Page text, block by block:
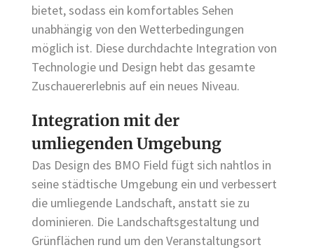
bietet, sodass ein komfortables Sehen
unabhängig von den Wetterbedingungen
möglich ist. Diese durchdachte Integration von
Technologie und Design hebt das gesamte
Zuschauererlebnis auf ein neues Niveau.
Integration mit der
umliegenden Umgebung
Das Design des BMO Field fügt sich nahtlos in
seine städtische Umgebung ein und verbessert
die umliegende Landschaft, anstatt sie zu
dominieren. Die Landschaftsgestaltung und
Grünflächen rund um den Veranstaltungsort